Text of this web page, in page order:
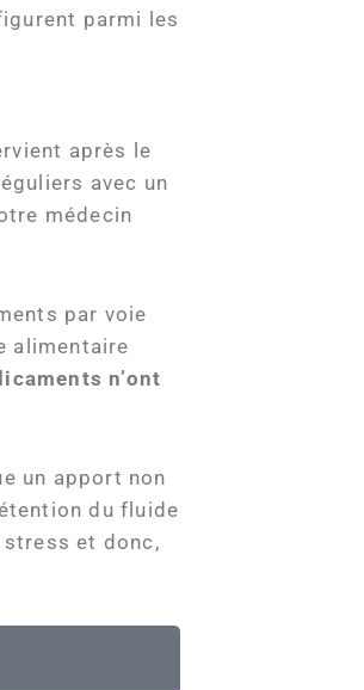
parmi les
après le
avec un
médecin
par voie
alimentaire
n’ont
un apport non
du fluide
et donc,